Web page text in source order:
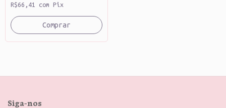
R$66,41 com Pix
Comprar
Siga-nos